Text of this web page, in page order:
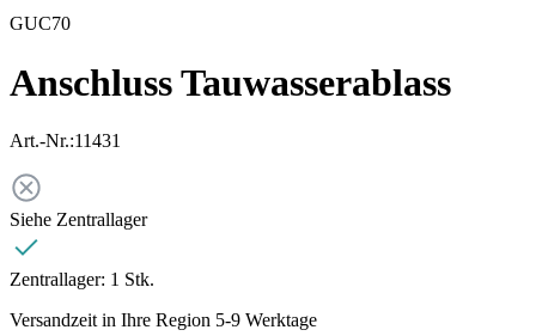
GUC70
Anschluss Tauwasserablass
Art.-Nr.:11431
Siehe Zentrallager
Zentrallager: 1 Stk.
Versandzeit in Ihre Region 5-9 Werktage